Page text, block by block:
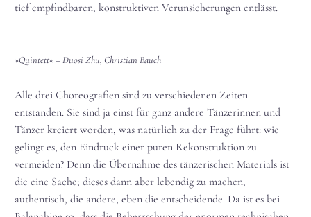
tief empfindbaren, konstruktiven Verunsicherungen entlässt.
»Quintett« – Duosi Zhu, Christian Bauch
Alle drei Choreografien sind zu verschiedenen Zeiten
entstanden. Sie sind ja einst für ganz andere Tänzerinnen und
Tänzer kreiert worden, was natürlich zu der Frage führt: wie
gelingt es, den Eindruck einer puren Rekonstruktion zu
vermeiden? Denn die Übernahme des tänzerischen Materials ist
die eine Sache; dieses dann aber lebendig zu machen,
authentisch, die andere, eben die entscheidende. Da ist es bei